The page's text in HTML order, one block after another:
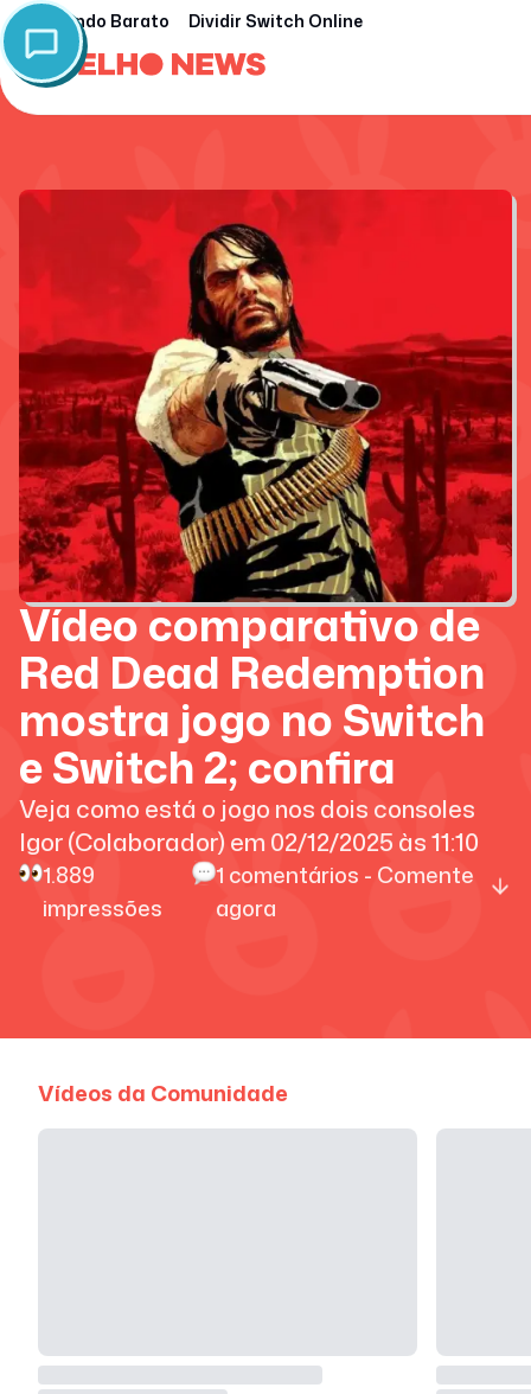
Nintendo Barato Dividir Switch Online
Vídeo comparativo de
Red Dead Redemption
mostra jogo no Switch
e Switch 2; confira
Veja como está o jogo nos dois consoles
Igor (Colaborador) em 02/12/2025 às11:10
1.889
impressões
1 comentários - Comente
agora
Vídeos da Comunidade